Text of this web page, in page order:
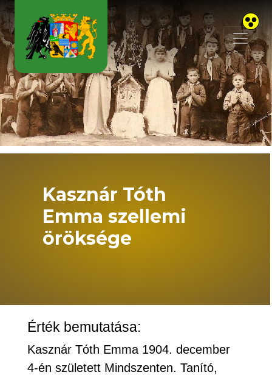
Skip to main content
Kasznár Tóth
Emma szellemi
öröksége
Érték bemutatása:
Kasznár Tóth Emma 1904. december
4-én született Mindszenten. Tanító,